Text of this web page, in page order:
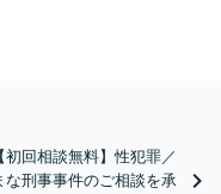
初回相談無料】性犯罪／
刑事事件のご相談を承